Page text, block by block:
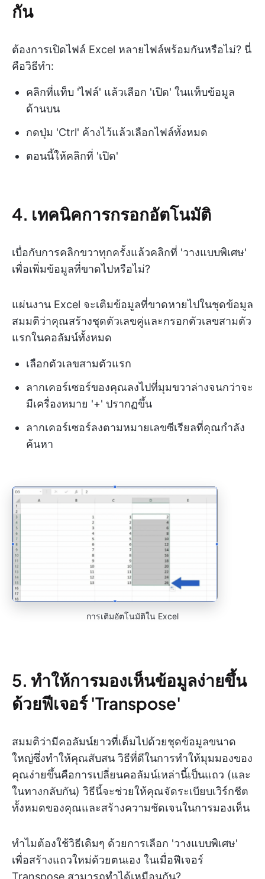
กัน
ต้องการเปิดไฟล์ Excel หลายไฟล์พร้อมกันหรือไม่? นี่
คือวิธีทำ:
คลิกที่แท็บ 'ไฟล์' แล้วเลือก 'เปิด' ในแท็บข้อมูล
ด้านบน
กดปุ่ม 'Ctrl' ค้างไว้แล้วเลือกไฟล์ทั้งหมด
ตอนนี้ให้คลิกที่ 'เปิด'
4. เทคนิคการกรอกอัตโนมัติ
เบื่อกับการคลิกขวาทุกครั้งแล้วคลิกที่ 'วางแบบพิเศษ'
เพื่อเพิ่มข้อมูลที่ขาดไปหรือไม่?
แผ่นงาน Excel จะเติมข้อมูลที่ขาดหายไปในชุดข้อมูล
สมมติว่าคุณสร้างชุดตัวเลขคู่และกรอกตัวเลขสามตัว
แรกในคอลัมน์ทั้งหมด
เลือกตัวเลขสามตัวแรก
ลากเคอร์เซอร์ของคุณลงไปที่มุมขวาล่างจนกว่าจะ
มีเครื่องหมาย '+' ปรากฏขึ้น
ลากเคอร์เซอร์ลงตามหมายเลขซีเรียลที่คุณกำลัง
ค้นหา
การเติมอัตโนมัติใน Excel
5. ทำให้การมองเห็นข้อมูลง่ายขึ้น
ด้วยฟีเจอร์ 'Transpose'
สมมติว่ามีคอลัมน์ยาวที่เต็มไปด้วยชุดข้อมูลขนาด
ใหญ่ซึ่งทำให้คุณสับสน วิธีที่ดีในการทำให้มุมมองของ
คุณง่ายขึ้นคือการเปลี่ยนคอลัมน์เหล่านี้เป็นแถว (และ
ในทางกลับกัน) วิธีนี้จะช่วยให้คุณจัดระเบียบเวิร์กชีต
ทั้งหมดของคุณและสร้างความชัดเจนในการมองเห็น
ทำไมต้องใช้วิธีเดิมๆ ด้วยการเลือก 'วางแบบพิเศษ'
เพื่อสร้างแถวใหม่ด้วยตนเอง ในเมื่อฟีเจอร์